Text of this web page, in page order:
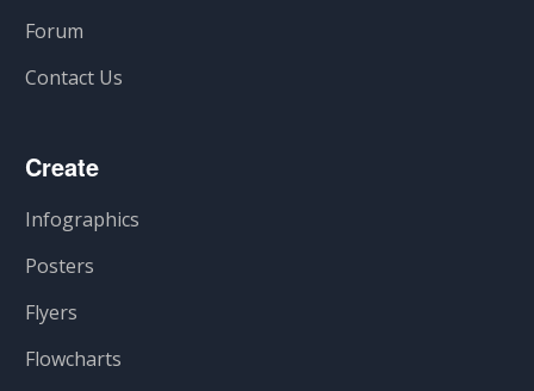
Forum
Contact Us
Create
Infographics
Posters
Flyers
Flowcharts